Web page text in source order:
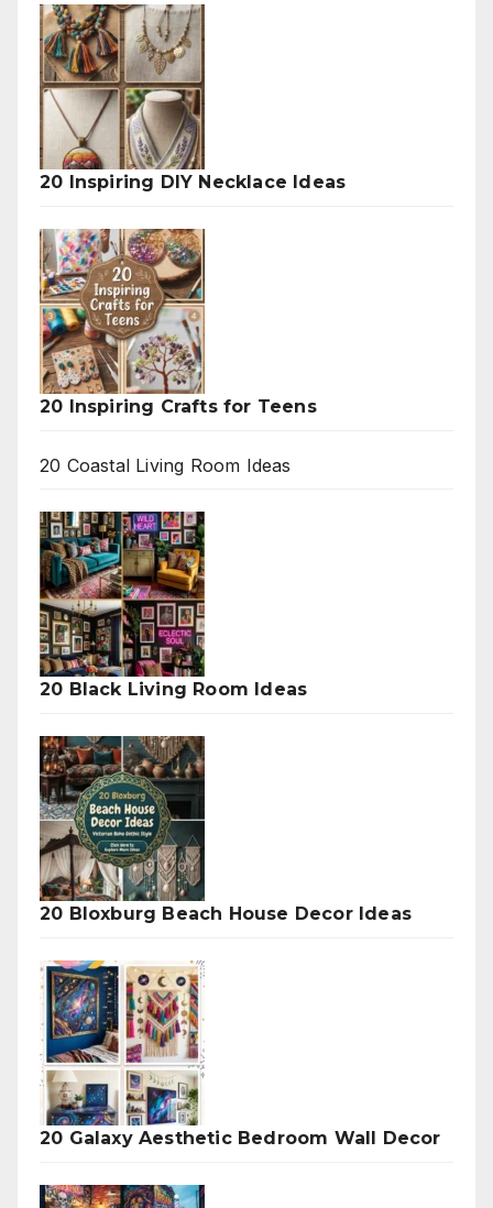
20 Inspiring DIY Necklace Ideas
20 Inspiring Crafts for Teens
20 Coastal Living Room Ideas
20 Black Living Room Ideas
20 Bloxburg Beach House Decor Ideas
20 Galaxy Aesthetic Bedroom Wall Decor